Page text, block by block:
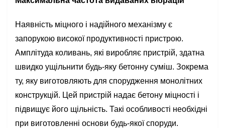
Наявність міцного і надійного механізму є
запорукою високої продуктивності пристрою.
Амплітуда коливань, які виробляє пристрій, здатна
швидко ущільнити будь-яку бетонну суміш. Зокрема
ту, яку виготовляють для спорудження монолітних
конструкцій. Цей пристрій надає бетону міцності і
підвищує його щільність. Такі особливості необхідні
при виготовленні основи будь-якої споруди.